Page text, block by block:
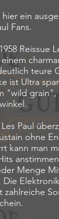
ein
Fans.
Reissue
teure
ist Ultra
"wild grain",
Paul
ohne
kann man
Menge
Die